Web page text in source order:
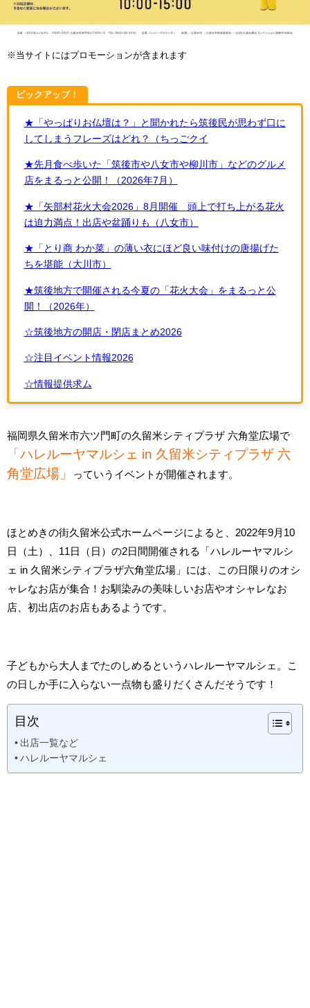
※当サイトにはプロモーションが含まれます
ピックアップ！
★「やっぱりお仏壇は？」と聞かれたら筑後民が思わず口に
してしまうフレーズはどれ？（ちっごクイ
★先月食べ歩いた「筑後市や八女市や柳川市」などのグルメ
店をまるっと公開！（2026年7月）
★「矢部村花火大会2026」8月開催 頭上で打ち上がる花火
は迫力満点！出店や盆踊りも（八女市）
★「とり商 わか菜」の薄い衣にほど良い味付けの唐揚げた
ちを堪能（大川市）
★筑後地方で開催される今夏の「花火大会」をまるっと公
開！（2026年）
☆筑後地方の開店・閉店まとめ2026
☆注目イベント情報2026
☆情報提供求ム
福岡県久留米市六ツ門町の久留米シティプラザ 六角堂広場で
「ハレルーヤマルシェ in 久留米シティプラザ 六
角堂広場」
っていうイベントが開催されます。
ほとめきの街久留米公式ホームページによると、2022年9月10
日（土）、11日（日）の2日間開催される「ハレルーヤマルシ
ェ in 久留米シティプラザ六角堂広場」には、この日限りのオシ
ャレなお店が集合！お馴染みの美味しいお店やオシャレなお
店、初出店のお店もあるようです。
子どもから大人までたのしめるというハレルーヤマルシェ。こ
の日しか手に入らない一点物も盛りだくさんだそうです！
目次
出店一覧など
ハレルーヤマルシェ